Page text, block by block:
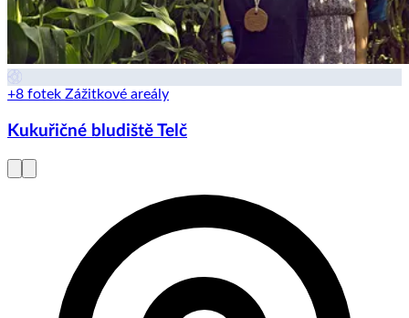
+8 fotek Zážitkové areály
Kukuřičné bludiště Telč